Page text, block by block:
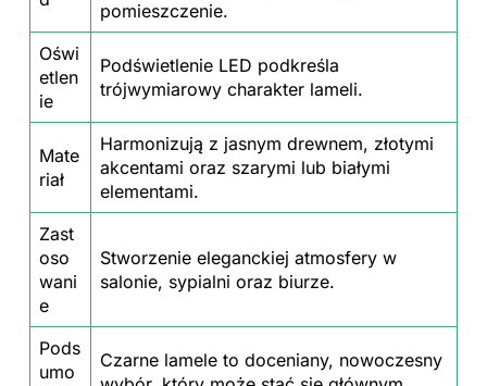
pomieszczenie.
Oświ
etlen
ie
Podświetlenie LED podkreśla
trójwymiarowy charakter lameli.
Mate
riał
Harmonizują z jasnym drewnem, złotymi
akcentami oraz szarymi lub białymi
elementami.
Zast
oso
wani
e
Stworzenie eleganckiej atmosfery w
salonie, sypialni oraz biurze.
Pods
umo
Czarne lamele to doceniany, nowoczesny